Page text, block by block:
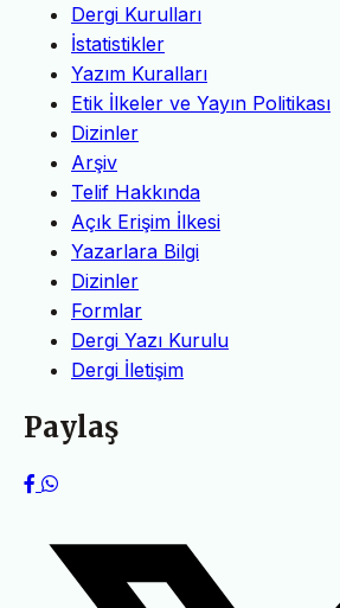
Dergi Kurulları
İstatistikler
Yazım Kuralları
Etik İlkeler ve Yayın Politikası
Dizinler
Arşiv
Telif Hakkında
Açık Erişim İlkesi
Yazarlara Bilgi
Dizinler
Formlar
Dergi Yazı Kurulu
Dergi İletişim
Paylaş